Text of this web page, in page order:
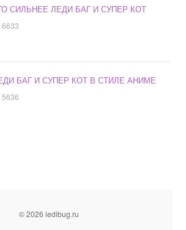
СИЛЬНЕЕ ЛЕДИ БАГ И СУПЕР КОТ
6633
БАГ И СУПЕР КОТ В СТИЛЕ АНИМЕ
5636
© 2026 ledibug.ru